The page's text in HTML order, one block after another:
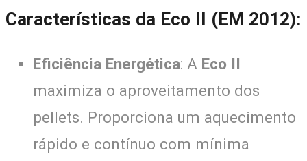
Características da Eco II (EM 2012):
Eficiência Energética: A Eco II
maximiza o aproveitamento dos
pellets. Proporciona um aquecimento
rápido e contínuo com mínima